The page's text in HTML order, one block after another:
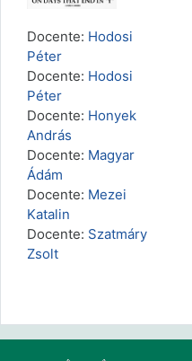
Docente: Hodosi
Péter
Docente: Hodosi
Péter
Docente: Honyek
András
Docente: Magyar
Ádám
Docente: Mezei
Katalin
Docente: Szatmáry
Zsolt